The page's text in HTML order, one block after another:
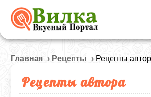
Главная › Рецепты › Рецепты
Рецепты автора